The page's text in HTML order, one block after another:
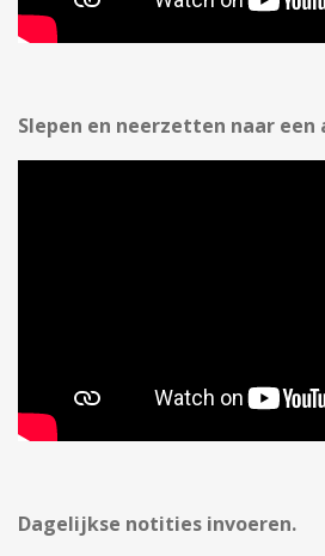
Slepen en neerzetten naar een
Dagelijkse notities invoeren.